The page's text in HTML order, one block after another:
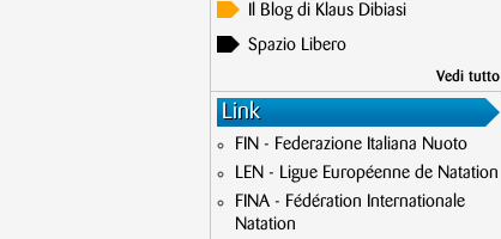
Il Blog di Klaus Dibiasi
Spazio Libero
Vedi tutto
Link
FIN - Federazione Italiana Nuoto
LEN - Ligue Européenne de Natation
FINA - Fédération Internationale
Natation